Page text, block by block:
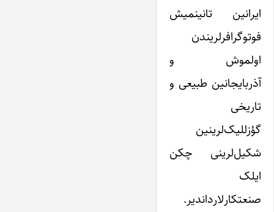
ایرانین تانینمیش
فوتوگرافرلریندن
اولموش و
آذربایجانین طبیعی و
تاریخی
گؤزللیک‌لرینین
شکیل‌لرینی چکن
ایلک
صنعتکارلارداندیر.